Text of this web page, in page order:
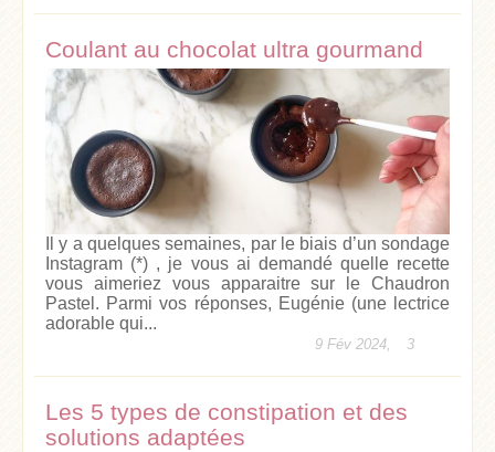
Coulant au chocolat ultra gourmand
Il y a quelques semaines, par le biais d’un sondage
Instagram (*) , je vous ai demandé quelle recette
vous aimeriez vous apparaitre sur le Chaudron
Pastel. Parmi vos réponses, Eugénie (une lectrice
adorable qui...
9 Fév 2024, 3
Les 5 types de constipation et des
solutions adaptées